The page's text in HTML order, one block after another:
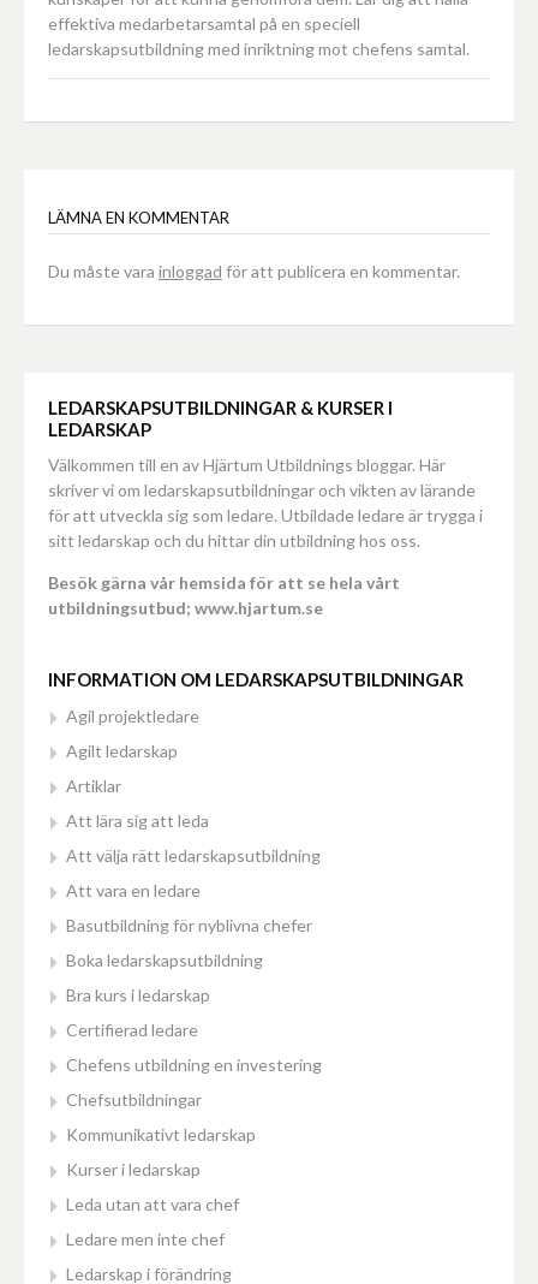
effektiva medarbetarsamtal på en speciell
ledarskapsutbildning med inriktning mot chefens samtal.
LÄMNA EN KOMMENTAR
Du måste vara inloggad för att publicera en kommentar.
LEDARSKAPSUTBILDNINGAR & KURSER I
LEDARSKAP
Välkommen till en av Hjärtum Utbildnings bloggar. Här
skriver vi om ledarskapsutbildningar och vikten av lärande
för att utveckla sig som ledare. Utbildade ledare är trygga i
sitt ledarskap och du hittar din utbildning hos oss.
Besök gärna vår hemsida för att se hela vårt
utbildningsutbud; www.hjartum.se
INFORMATION OM LEDARSKAPSUTBILDNINGAR
Agil projektledare
Agilt ledarskap
Artiklar
Att lära sig att leda
Att välja rätt ledarskapsutbildning
Att vara en ledare
Basutbildning för nyblivna chefer
Boka ledarskapsutbildning
Bra kurs i ledarskap
Certifierad ledare
Chefens utbildning en investering
Chefsutbildningar
Kommunikativt ledarskap
Kurser i ledarskap
Leda utan att vara chef
Ledare men inte chef
Ledarskap i förändring